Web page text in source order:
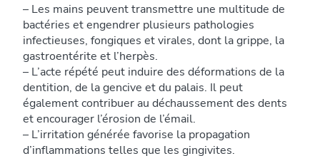
– Les mains peuvent transmettre une multitude de
bactéries et engendrer plusieurs pathologies
infectieuses, fongiques et virales, dont la grippe, la
gastroentérite et l’herpès.
– L’acte répété peut induire des déformations de la
dentition, de la gencive et du palais. Il peut
également contribuer au déchaussement des dents
et encourager l’érosion de l’émail.
– L’irritation générée favorise la propagation
d’inflammations telles que les gingivites.